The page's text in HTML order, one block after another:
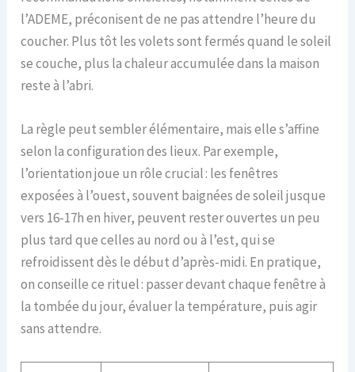
l’ADEME, préconisent de ne pas attendre l’heure du
coucher. Plus tôt les volets sont fermés quand le soleil
se couche, plus la chaleur accumulée dans la maison
reste à l’abri.
La règle peut sembler élémentaire, mais elle s’affine
selon la configuration des lieux. Par exemple,
l’orientation joue un rôle crucial : les fenêtres
exposées à l’ouest, souvent baignées de soleil jusque
vers 16-17h en hiver, peuvent rester ouvertes un peu
plus tard que celles au nord ou à l’est, qui se
refroidissent dès le début d’après-midi. En pratique,
on conseille ce rituel : passer devant chaque fenêtre à
la tombée du jour, évaluer la température, puis agir
sans attendre.